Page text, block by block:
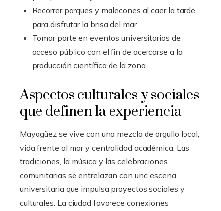
Recorrer parques y malecones al caer la tarde
para disfrutar la brisa del mar.
Tomar parte en eventos universitarios de
acceso público con el fin de acercarse a la
producción científica de la zona.
Aspectos culturales y sociales
que definen la experiencia
Mayagüez se vive con una mezcla de orgullo local,
vida frente al mar y centralidad académica. Las
tradiciones, la música y las celebraciones
comunitarias se entrelazan con una escena
universitaria que impulsa proyectos sociales y
culturales. La ciudad favorece conexiones